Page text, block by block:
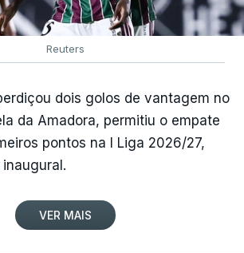
Reuters
dois golos de vantagem no
da Amadora, permitiu o empate
pontos na I Liga 2026/27,
VER MAIS